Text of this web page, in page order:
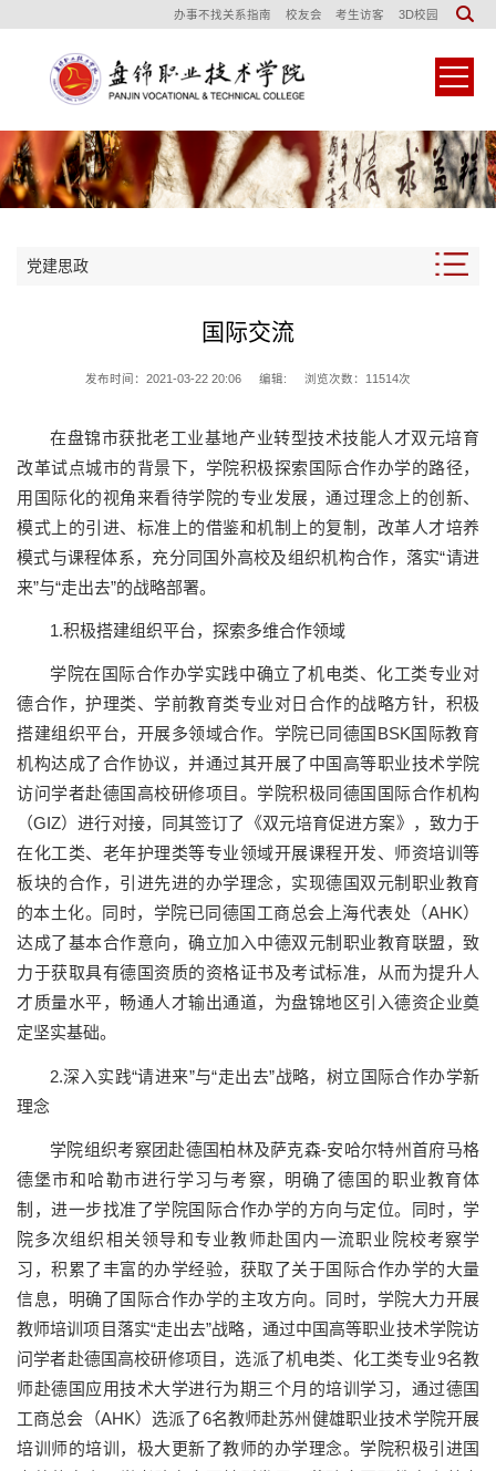
办事不找关系指南 校友会 考生访客 3D校园
党建思政
国际交流
发布时间：2021-03-22 20:06 编辑: 浏览次数： 11514次
在盘锦市获批老工业基地产业转型技术技能人才双元培育
改革试点城市的背景下，学院积极探索国际合作办学的路径，
用国际化的视角来看待学院的专业发展，通过理念上的创新、
模式上的引进、标准上的借鉴和机制上的复制，改革人才培养
模式与课程体系，充分同国外高校及组织机构合作，落实“请进
来”与“走出去”的战略部署。
1.积极搭建组织平台，探索多维合作领域
学院在国际合作办学实践中确立了机电类、化工类专业对
德合作，护理类、学前教育类专业对日合作的战略方针，积极
搭建组织平台，开展多领域合作。学院已同德国BSK国际教育
机构达成了合作协议，并通过其开展了中国高等职业技术学院
访问学者赴德国高校研修项目。学院积极同德国国际合作机构
（GIZ）进行对接，同其签订了《双元培育促进方案》，致力于
在化工类、老年护理类等专业领域开展课程开发、师资培训等
板块的合作，引进先进的办学理念，实现德国双元制职业教育
的本土化。同时，学院已同德国工商总会上海代表处（AHK）
达成了基本合作意向，确立加入中德双元制职业教育联盟，致
力于获取具有德国资质的资格证书及考试标准，从而为提升人
才质量水平，畅通人才输出通道，为盘锦地区引入德资企业奠
定坚实基础。
2.深入实践“请进来”与“走出去”战略，树立国际合作办学新
理念
学院组织考察团赴德国柏林及萨克森-安哈尔特州首府马格
德堡市和哈勒市进行学习与考察，明确了德国的职业教育体
制，进一步找准了学院国际合作办学的方向与定位。同时，学
院多次组织相关领导和专业教师赴国内一流职业院校考察学
习，积累了丰富的办学经验，获取了关于国际合作办学的大量
信息，明确了国际合作办学的主攻方向。同时，学院大力开展
教师培训项目落实“走出去”战略，通过中国高等职业技术学院访
问学者赴德国高校研修项目，选派了机电类、化工类专业9名教
师赴德国应用技术大学进行为期三个月的培训学习，通过德国
工商总会（AHK）选派了6名教师赴苏州健雄职业技术学院开展
培训师的培训，极大更新了教师的办学理念。学院积极引进国